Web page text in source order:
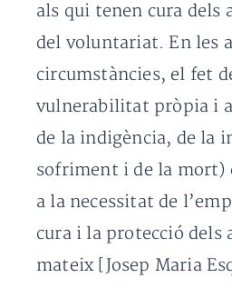
als qui tenen cura
del voluntariat. En les
circumstàncies, el fet
vulnerabilitat pròpia i
de la indigència, de la
sofriment i de la mort)
a la necessitat de
cura i la protecció dels
mateix [Josep Maria